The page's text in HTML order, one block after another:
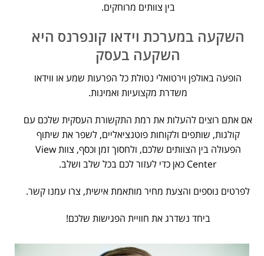
בין צוותים מרוחקים.
השקעה במערכת וידאו קונפרנס היא
השקעה בעסק
הופעה באולפן וירטואלי נטולת כל הפרעות שמע או ווידאו
משדרת מקצועיות ואמינות.
אם אתם רוצים להעלות את רמת התקשורת העסקית שלכם עם
קולגות, שותפים ולקוחות פוטנציאליים, לשפר את שיתוף
הפעולה בין הצוותים שלכם, ולחסוך זמן וכסף, צוות View
Center כאן כדי לעזור לכם בכל שלב ושלב.
לפרטים נוספים והצעת מחיר מותאמת אישית, צרו עמנו קשר.
ביחד נשדרג את חוויית הפגישות שלכם!